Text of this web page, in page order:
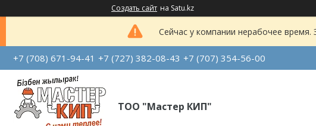
Создать сайт на Satu.kz
Сейчас у компании нерабочее
+7 (708) 671-94-41 +7 (727) 382-08-43 +7 (707) 354-56-00
ТОО "Мастер КИП"